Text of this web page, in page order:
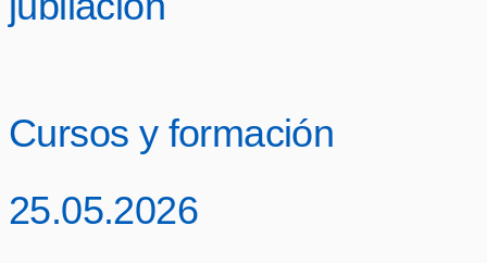
Cursos y formación
25.05.2026